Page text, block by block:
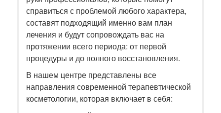
справиться с проблемой любого характера,
составят подходящий именно вам план
лечения и будут сопровождать вас на
протяжении всего периода: от первой
процедуры и до полного восстановления.
В нашем центре представлены все
направления современной терапевтической
косметологии, которая включает в себя: